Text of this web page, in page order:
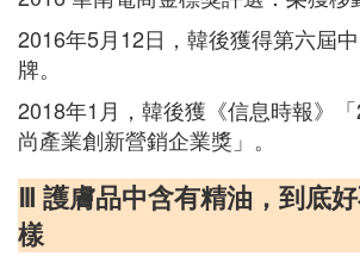
2016年5月12日，韓後獲得第六屆
牌。
2018年1月，韓後獲《信息時報》
尚產業創新營銷企業獎」。
Ⅲ 護膚品中含有精油，到底
樣